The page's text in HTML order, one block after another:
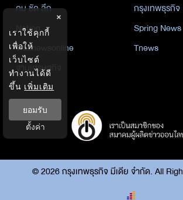
คม ชัด ลึก
กรุงเทพธุรกิจ
Nation
Spring News
Thainewsonline
Tnews
ฐานเศรษฐกิจ
©2026กรุงเทพธุรกิจ มีเดีย จำกัด. All
×
เราใช้คุกกี้
เพื่อให้
เว็บไซต์
ทำงานได้ดี
ขึ้น เพิ่มเติม
ยอมรับ
ตั้งค่า